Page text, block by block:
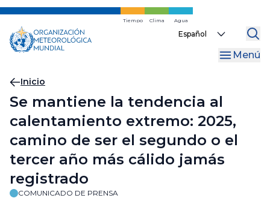
Ir
contenido
principal
Tiempo Clima Agua
Select
Menú
Migas
de
pan
Inicio
Se mantiene la tendencia al
calentamiento extremo: 2025,
camino de ser el segundo o el
tercer año más cálido jamás
registrado
COMUNICADO DE PRENSA